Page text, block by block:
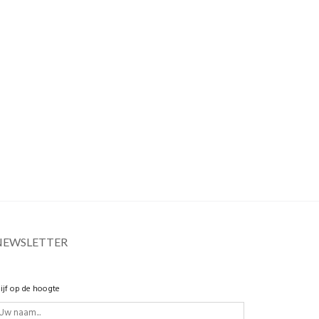
op de hoogte